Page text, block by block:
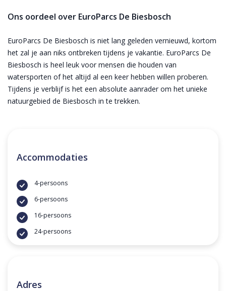
Ons oordeel over EuroParcs De Biesbosch
EuroParcs De Biesbosch is niet lang geleden vernieuwd, kortom
het zal je aan niks ontbreken tijdens je vakantie. EuroParcs De
Biesbosch is heel leuk voor mensen die houden van
watersporten of het altijd al een keer hebben willen proberen.
Tijdens je verblijf is het een absolute aanrader om het unieke
natuurgebied de Biesbosch in te trekken.
Accommodaties
4-persoons
6-persoons
16-persoons
24-persoons
Adres